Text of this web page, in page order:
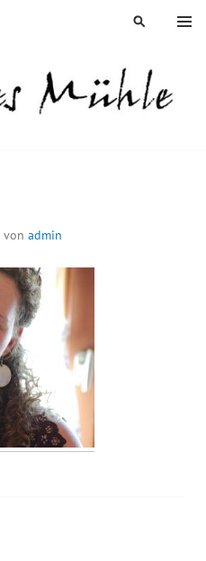
MENÜ
SUCHEN
von admin